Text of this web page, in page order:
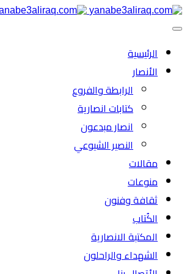
الرئیسية
الأنصار
الرابطة والفروع
كتابات انصارية
انصار مبدعون
النصیر الشیوعي
مقالات
منوعات
ثقافة وفنون
الكُتاب
المكتبة الانصارية
الشهداء والراحلون